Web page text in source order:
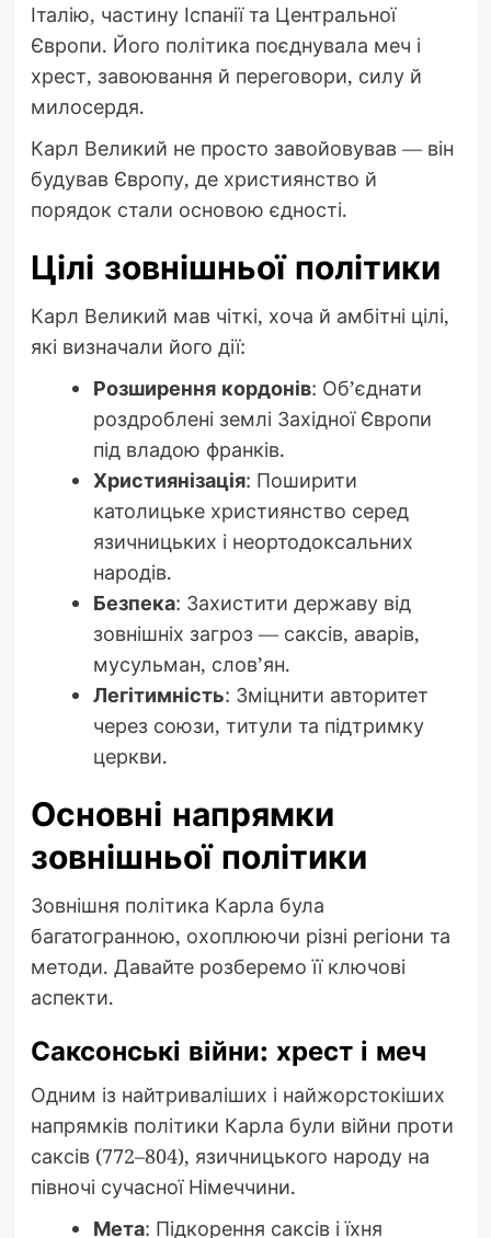
Італію, частину Іспанії та Центральної
Європи. Його політика поєднувала меч і
хрест, завоювання й переговори, силу й
милосердя.
Карл Великий не просто завойовував — він
будував Європу, де християнство й
порядок стали основою єдності.
Цілі зовнішньої політики
Карл Великий мав чіткі, хоча й амбітні цілі,
які визначали його дії:
Розширення кордонів: Об’єднати
роздроблені землі Західної Європи
під владою франків.
Християнізація: Поширити
католицьке християнство серед
язичницьких і неортодоксальних
народів.
Безпека: Захистити державу від
зовнішніх загроз — саксів, аварів,
мусульман, слов’ян.
Легітимність: Зміцнити авторитет
через союзи, титули та підтримку
церкви.
Основні напрямки
зовнішньої політики
Зовнішня політика Карла була
багатогранною, охоплюючи різні регіони та
методи. Давайте розберемо її ключові
аспекти.
Саксонські війни: хрест і меч
Одним із найтриваліших і найжорстокіших
напрямків політики Карла були війни проти
саксів (772–804), язичницького народу на
півночі сучасної Німеччини.
Мета: Підкорення саксів і їхня